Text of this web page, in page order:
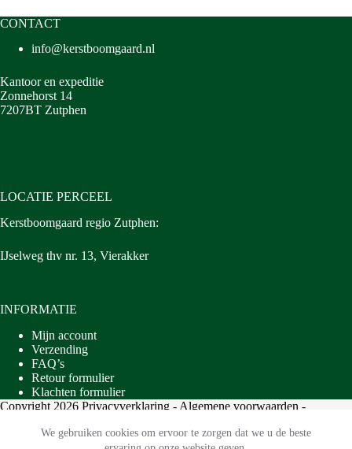
We gebruiken cookies om ervoor te zorgen dat we u de beste
CONTACT
info@kerstboomgaard.nl
Kantoor en expeditie
Zonnehorst 14
7207BT Zutphen
LOCATIE PERCEEL
Kerstboomgaard regio Zutphen:
IJselweg thv nr. 13, Vierakker
INFORMATIE
Mijn account
Verzending
FAQ’s
Retour formulier
Klachten formulier
Copyright 2026 Privacyverklaring - Algemene voorwaarden -